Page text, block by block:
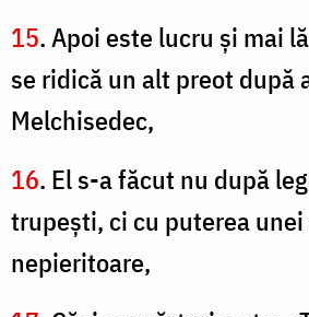
15. Apoi este lucru şi mai
se ridică un alt preot după
Melchisedec,
16. El s-a făcut nu după
trupeşti, ci cu puterea
nepieritoare,